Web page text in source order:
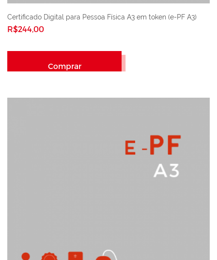
Certificado Digital para Pessoa Física A3 em token (e-PF A3)
R$244,00
Comprar